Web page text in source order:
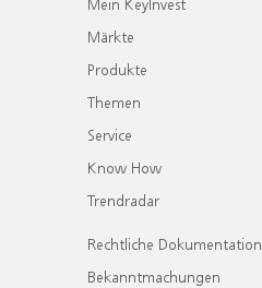
Märkte
Produkte
Themen
Service
Know How
Trendradar
Rechtliche Dokumentation
Bekanntmachungen